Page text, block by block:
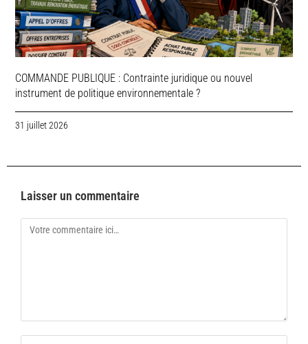
COMMANDE PUBLIQUE : Contrainte juridique ou nouvel
instrument de politique environnementale ?
31 juillet 2026
Laisser un commentaire